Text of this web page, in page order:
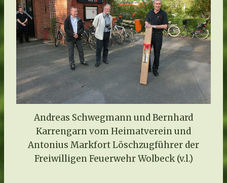
Andreas Schwegmann und Bernhard
Karrengarn vom Heimatverein und
Antonius Markfort Löschzugführer der
Freiwilligen Feuerwehr Wolbeck (v.l.)